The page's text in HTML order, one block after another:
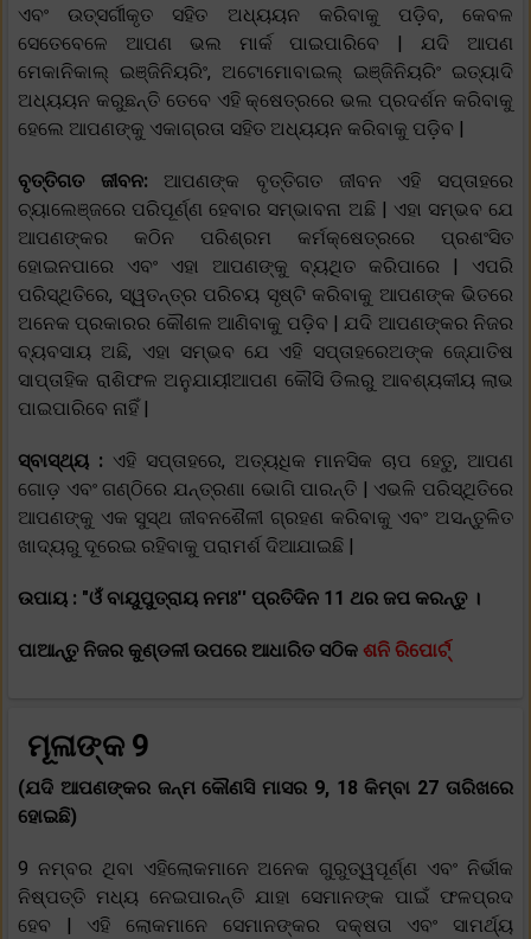
ଏବଂ ଉତ୍ସର୍ଗୀକୃତ ସହିତ ଅଧ୍ୟୟନ କରିବାକୁ ପଡ଼ିବ, କେବଳ
ସେତେବେଳେ ଆପଣ ଭଲ ମାର୍କ ପାଇପାରିବେ | ଯଦି ଆପଣ
ମେକାନିକାଲ୍ ଇଞ୍ଜିନିୟରିଂ, ଅଟୋମୋବାଇଲ୍ ଇଞ୍ଜିନିୟରିଂ ଇତ୍ୟାଦି
ଅଧ୍ୟୟନ କରୁଛନ୍ତି ତେବେ ଏହି କ୍ଷେତ୍ରରେ ଭଲ ପ୍ରଦର୍ଶନ କରିବାକୁ
ହେଲେ ଆପଣଙ୍କୁ ଏକାଗ୍ରତା ସହିତ ଅଧ୍ୟୟନ କରିବାକୁ ପଡ଼ିବ |
ବୃତ୍ତିଗତ ଜୀବନ: ଆପଣଙ୍କ ବୃତ୍ତିଗତ ଜୀବନ ଏହି ସପ୍ତାହରେ
ଚ୍ୟାଲେଞ୍ଜରେ ପରିପୂର୍ଣ୍ଣ ହେବାର ସମ୍ଭାବନା ଅଛି | ଏହା ସମ୍ଭବ ଯେ
ଆପଣଙ୍କର କଠିନ ପରିଶ୍ରମ କର୍ମକ୍ଷେତ୍ରରେ ପ୍ରଶଂସିତ
ହୋଇନପାରେ ଏବଂ ଏହା ଆପଣଙ୍କୁ ବ୍ୟଥିତ କରିପାରେ | ଏପରି
ପରିସ୍ଥିତିରେ, ସ୍ୱତନ୍ତ୍ର ପରିଚୟ ସୃଷ୍ଟି କରିବାକୁ ଆପଣଙ୍କ ଭିତରେ
ଅନେକ ପ୍ରକାରର କୌଶଳ ଆଣିବାକୁ ପଡ଼ିବ | ଯଦି ଆପଣଙ୍କର ନିଜର
ବ୍ୟବସାୟ ଅଛି, ଏହା ସମ୍ଭବ ଯେ ଏହି ସପ୍ତାହରେଅଙ୍କ ଜ୍ଯୋତିଷ
ସାପ୍ତାହିକ ରାଶିଫଳ ଅନୁଯାୟୀଆପଣ କୌସି ଡିଲରୁ ଆବଶ୍ୟକୀୟ ଲାଭ
ପାଇପାରିବେ ନାହିଁ |
ସ୍ବାସ୍ଥ୍ୟ : ଏହି ସପ୍ତାହରେ, ଅତ୍ୟଧିକ ମାନସିକ ଚାପ ହେତୁ, ଆପଣ
ଗୋଡ଼ ଏବଂ ଗଣ୍ଠିରେ ଯନ୍ତ୍ରଣା ଭୋଗି ପାରନ୍ତି | ଏଭଳି ପରିସ୍ଥିତିରେ
ଆପଣଙ୍କୁ ଏକ ସୁସ୍ଥ ଜୀବନଶୈଳୀ ଗ୍ରହଣ କରିବାକୁ ଏବଂ ଅସନ୍ତୁଳିତ
ଖାଦ୍ୟରୁ ଦୂରେଇ ରହିବାକୁ ପରାମର୍ଶ ଦିଆଯାଇଛି |
ଉପାୟ : "ଓଁ ବାୟୁପୁତ୍ରାୟ ନମଃ'' ପ୍ରତିଦିନ 11 ଥର ଜପ କରନ୍ତୁ ।
ପାଆନ୍ତୁ ନିଜର କୁଣ୍ଡଳୀ ଉପରେ ଆଧାରିତ ସଠିକ ଶନି ରିପୋର୍ଟ୍
ମୂଳାଙ୍କ 9
(ଯଦି ଆପଣଙ୍କର ଜନ୍ମ କୌଣସି ମାସର 9, 18 କିମ୍ବା 27 ତାରିଖରେ
ହୋଇଛି)
9 ନମ୍ବର ଥିବା ଏହିଲୋକମାନେ ଅନେକ ଗୁରୁତ୍ୱପୂର୍ଣ୍ଣ ଏବଂ ନିର୍ଭୀକ
ନିଷ୍ପତ୍ତି ମଧ୍ୟ ନେଇପାରନ୍ତି ଯାହା ସେମାନଙ୍କ ପାଇଁ ଫଳପ୍ରଦ
ହେବ | ଏହି ଲୋକମାନେ ସେମାନଙ୍କର ଦକ୍ଷତା ଏବଂ ସାମର୍ଥ୍ୟ